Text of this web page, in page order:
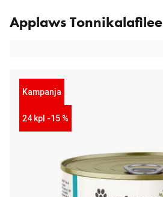
Eläinlääkäriruoat
Tuotemerkit
Applaws Tonnikalafilee
Kampanja
24 kpl -15 %